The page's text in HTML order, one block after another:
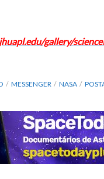
gallery/
MESSENGER NASA